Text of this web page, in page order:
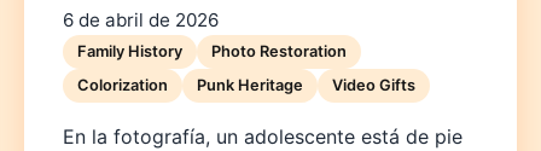
6 de abril de 2026
Family History
Photo Restoration
Colorization
Punk Heritage Video Gifts
En la fotografía, un adolescente está de pie